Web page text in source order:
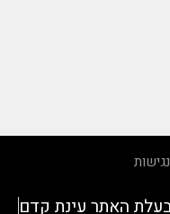
האתר עינת קדם